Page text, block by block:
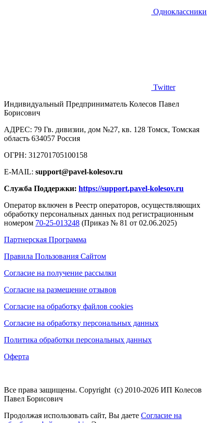
Одноклассники
Twitter
Индивидуальный Предприниматель Колесов Павел
Борисович
AДРЕС: 79 Гв. дивизии, дом №27, кв. 128 Томск, Томская
область 634057 Россия
ОГРН: 312701705100158
E-MAIL: support@pavel-kolesov.ru
Служба Поддержки: https://support.pavel-kolesov.ru
Оператор включен в Реестр операторов, осуществляющих
обработку персональных данных под регистрационным
номером 70-25-013248 (Приказ № 81 от 02.06.2025)
Партнерская Программа
Правила Пользования Сайтом
Согласие на получение рассылки
Согласие на размещение отзывов
Согласие на обработку файлов cookies
Согласие на обработку персональных данных
Политика обработки персональных данных
Оферта
Все права защищены. Copyright (с) 2010-2026 ИП Колесов
Павел Борисович
Продолжая использовать сайт, Вы даете Согласие на